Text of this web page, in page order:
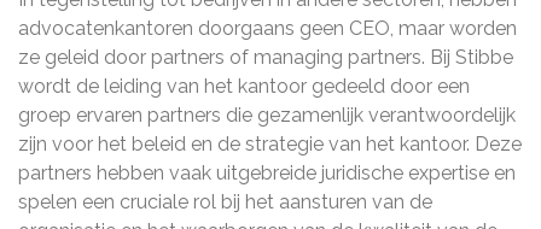
advocatenkantoren doorgaans geen CEO, maar worden
ze geleid door partners of managing partners. Bij Stibbe
wordt de leiding van het kantoor gedeeld door een
groep ervaren partners die gezamenlijk verantwoordelijk
zijn voor het beleid en de strategie van het kantoor. Deze
partners hebben vaak uitgebreide juridische expertise en
spelen een cruciale rol bij het aansturen van de